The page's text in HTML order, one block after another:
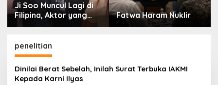
Ji Soo Muncul Lagi di
Filipina, Aktor yang
Hilang dari Korea Kini
Fatwa Haram Nuklir
penelitian
Dinilai Berat Sebelah, Inilah Surat Terbuka IAKMI
Kepada Karni Ilyas